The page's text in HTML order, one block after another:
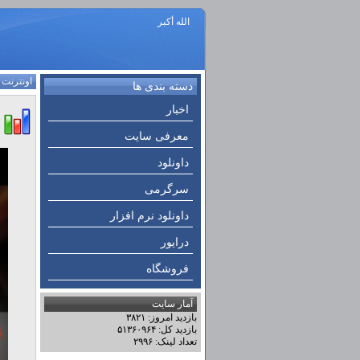
الله أكبر
دسته بندی ها
اخبار
معرفی سایت
داونلود
سرگرمی
داونلود نرم افزار
درایور
فروشگاه
آمار سایت
بازدید امروز: ۳۸۲۱
بازدید کل: ۵۱۳۶۰۹۶۴
تعداد لینک: ۲۹۹۶
اونترنت